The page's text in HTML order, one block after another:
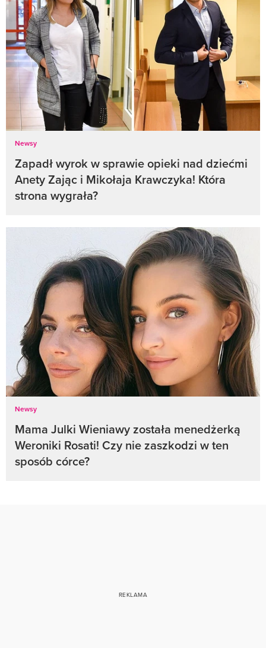
Newsy
Zapadł wyrok w sprawie opieki nad dziećmi
Anety Zając i Mikołaja Krawczyka! Która
strona wygrała?
Newsy
Mama Julki Wieniawy została menedżerką
Weroniki Rosati! Czy nie zaszkodzi w ten
sposób córce?